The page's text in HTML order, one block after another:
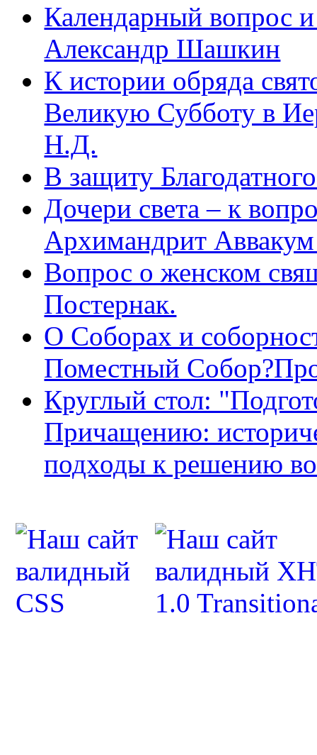
Календарный вопрос
Александр Шашкин
К истории обряда
Великую Субботу в
Н.Д.
В защиту
Дочери света – к
Архимандрит
Вопрос о женском
Постернак.
О Соборах и
Поместный
Круглый стол:
Причащению:
подходы к решению